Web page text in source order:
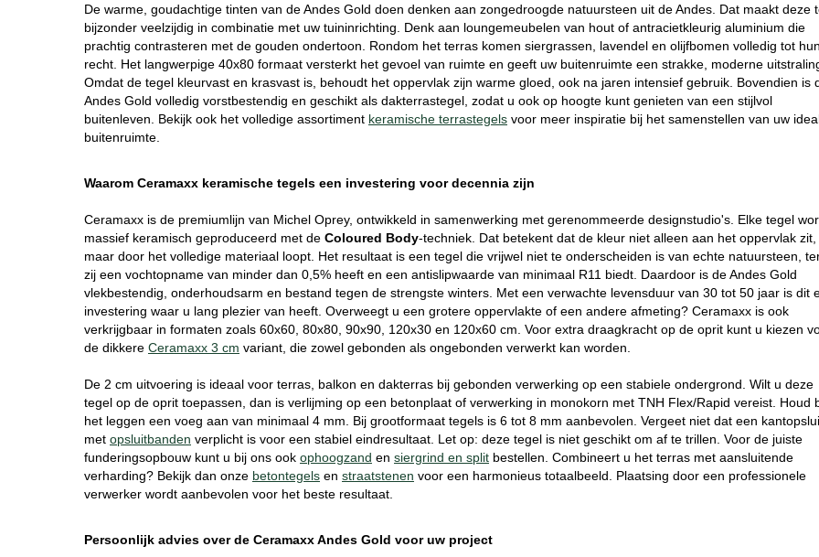
De warme, goudachtige tinten van de Andes Gold doen denken aan zongedroogde natuursteen uit de Andes. Dat maakt deze
bijzonder veelzijdig in combinatie met uw tuininrichting. Denk aan loungemeubelen van hout of antracietkleurig aluminium die
prachtig contrasteren met de gouden ondertoon. Rondom het terras komen siergrassen, lavendel en olijfbomen volledig tot
recht. Het langwerpige 40x80 formaat versterkt het gevoel van ruimte en geeft uw buitenruimte een strakke, moderne
Omdat de tegel kleurvast en krasvast is, behoudt het oppervlak zijn warme gloed, ook na jaren intensief gebruik. Bovendien is
Andes Gold volledig vorstbestendig en geschikt als dakterrastegel, zodat u ook op hoogte kunt genieten van een stijlvol
buitenleven. Bekijk ook het volledige assortiment keramische terrastegels voor meer inspiratie bij het samenstellen van uw
buitenruimte.
Waarom Ceramaxx keramische tegels een investering voor decennia zijn
Ceramaxx is de premiumlijn van Michel Oprey, ontwikkeld in samenwerking met gerenommeerde designstudio's. Elke tegel
massief keramisch geproduceerd met de Coloured Body-techniek. Dat betekent dat de kleur niet alleen aan het oppervlak zit,
maar door het volledige materiaal loopt. Het resultaat is een tegel die vrijwel niet te onderscheiden is van echte natuursteen,
zij een vochtopname van minder dan 0,5% heeft en een antislipwaarde van minimaal R11 biedt. Daardoor is de Andes Gold
vlekbestendig, onderhoudsarm en bestand tegen de strengste winters. Met een verwachte levensduur van 30 tot 50 jaar is dit
investering waar u lang plezier van heeft. Overweegt u een grotere oppervlakte of een andere afmeting? Ceramaxx is ook
verkrijgbaar in formaten zoals 60x60, 80x80, 90x90, 120x30 en 120x60 cm. Voor extra draagkracht op de oprit kunt u kiezen
de dikkere Ceramaxx 3 cm variant, die zowel gebonden als ongebonden verwerkt kan worden.
De 2 cm uitvoering is ideaal voor terras, balkon en dakterras bij gebonden verwerking op een stabiele ondergrond. Wilt u deze
tegel op de oprit toepassen, dan is verlijming op een betonplaat of verwerking in monokorn met TNH Flex/Rapid vereist. Houd
het leggen een voeg aan van minimaal 4 mm. Bij grootformaat tegels is 6 tot 8 mm aanbevolen. Vergeet niet dat een
met opsluitbanden verplicht is voor een stabiel eindresultaat. Let op: deze tegel is niet geschikt om af te trillen. Voor de juiste
funderingsopbouw kunt u bij ons ook ophoogzand en siergrind en split bestellen. Combineert u het terras met aansluitende
verharding? Bekijk dan onze betontegels en straatstenen voor een harmonieus totaalbeeld. Plaatsing door een professionele
verwerker wordt aanbevolen voor het beste resultaat.
Persoonlijk advies over de Ceramaxx Andes Gold voor uw project